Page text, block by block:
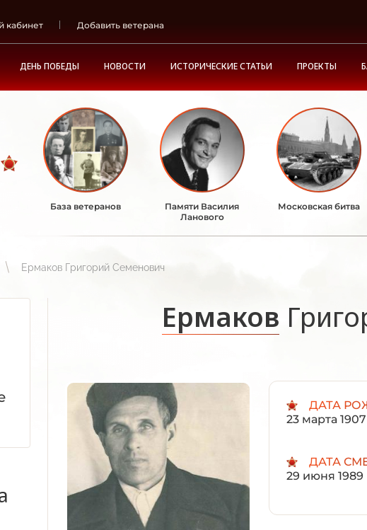
кабинет Добавить ветерана
ДЕНЬ ПОБЕДЫ НОВОСТИ ИСТОРИЧЕСКИЕ СТАТЬИ ПРОЕКТЫ
База ветеранов
Памяти Василия
Ланового
Московская битва
Ермаков Григорий Семенович
Ермаков
ДАТА
23 марта 1907
ДАТА
29 июня 1989